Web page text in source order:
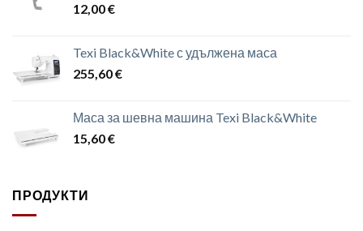
12,00€
Texi Black&White с удължена маса
255,60€
Маса за шевна машина Texi Black&White
15,60€
ПРОДУКТИ